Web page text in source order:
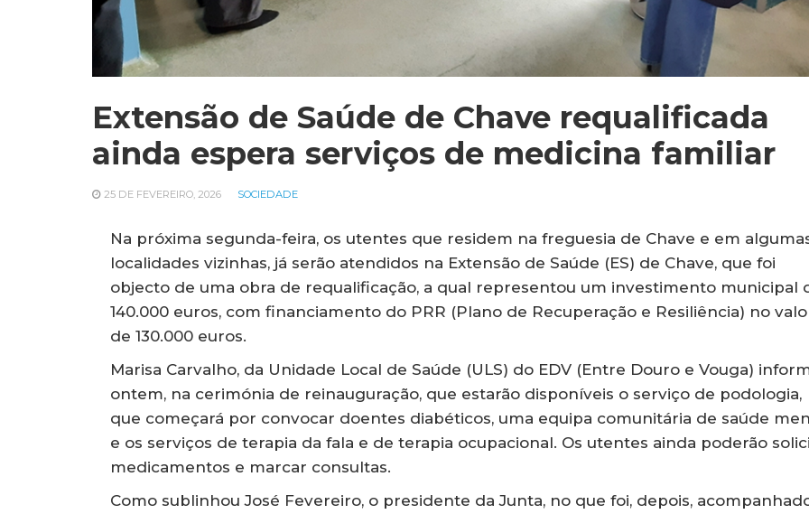
Extensão de Saúde de Chave requalificada
ainda espera serviços de medicina familiar
25 DE FEVEREIRO, 2026 SOCIEDADE
Na próxima segunda-feira, os utentes que residem na freguesia de Chave e em
localidades vizinhas, já serão atendidos na Extensão de Saúde (ES) de Chave, que foi
objecto de uma obra de requalificação, a qual representou um investimento municipal
140.000 euros, com financiamento do PRR (Plano de Recuperação e Resiliência) no
de 130.000 euros.
Marisa Carvalho, da Unidade Local de Saúde (ULS) do EDV (Entre Douro e Vouga)
ontem, na cerimónia de reinauguração, que estarão disponíveis o serviço de podologia,
que começará por convocar doentes diabéticos, uma equipa comunitária de saúde
e os serviços de terapia da fala e de terapia ocupacional. Os utentes ainda poderão
medicamentos e marcar consultas.
Como sublinhou José Fevereiro, o presidente da Junta, no que foi, depois,